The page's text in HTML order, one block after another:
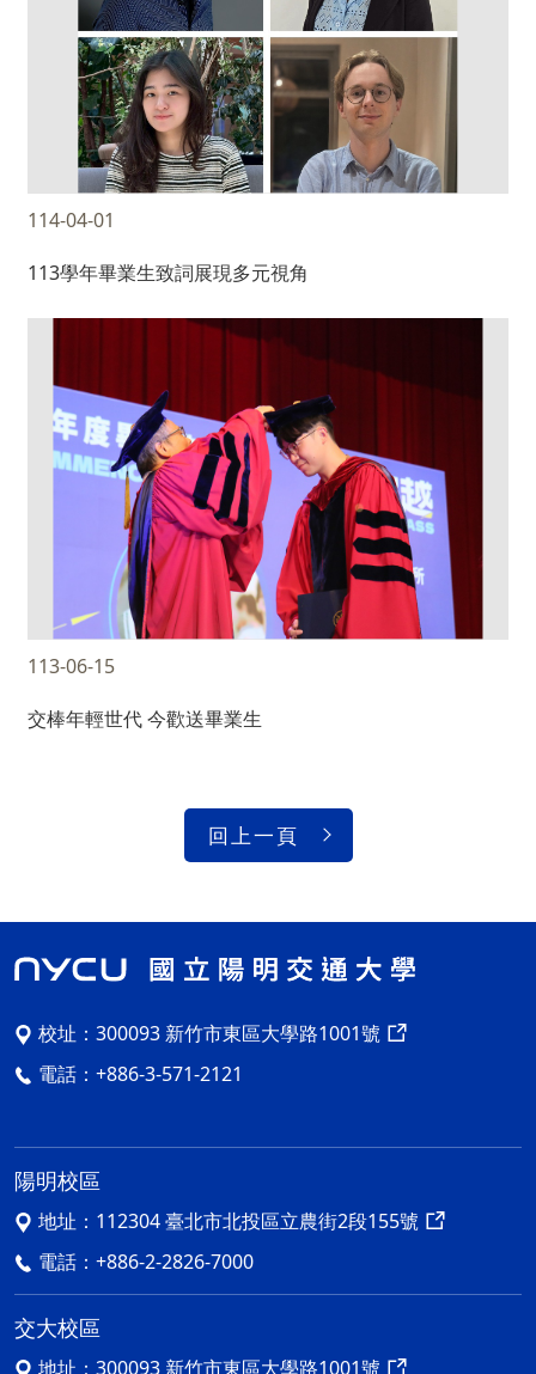
114-04-01
113學年畢業生致詞展現多元視角
113-06-15
交棒年輕世代 今歡送畢業生
回上一頁
校址： 300093 新竹市東區大學路1001號
電話： +886-3-571-2121
陽明校區
地址： 112304 臺北市北投區立農街2段155號
電話： +886-2-2826-7000
交大校區
地址： 300093 新竹市東區大學路1001號